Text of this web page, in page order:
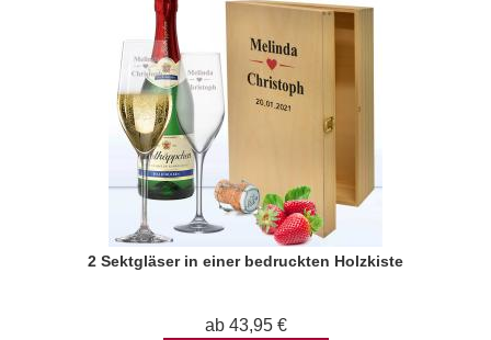
2 Sektgläser in einer bedruckten Holzkiste
ab 43,95 €